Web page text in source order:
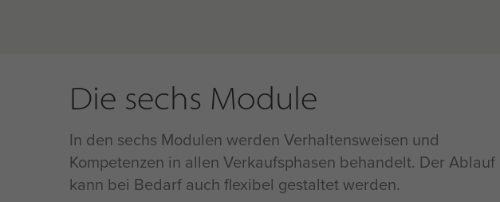
Die sechs Module
In den sechs Modulen werden Verhaltensweisen und
Kompetenzen in allen Verkaufsphasen behandelt. Der Ablauf
kann bei Bedarf auch flexibel gestaltet werden.